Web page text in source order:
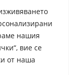
нашия
вие се
от наша